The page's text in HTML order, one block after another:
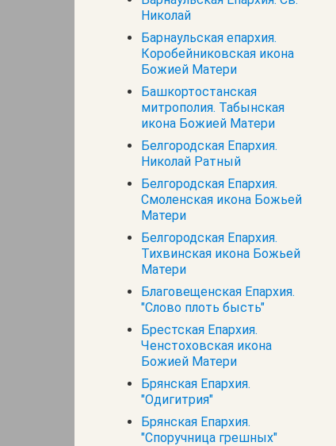
Николай
Барнаульская епархия.
Коробейниковская икона
Божией Матери
Башкортостанская
митрополия. Табынская
икона Божией Матери
Белгородская Епархия.
Николай Ратный
Белгородская Епархия.
Смоленская икона Божьей
Матери
Белгородская Епархия.
Тихвинская икона Божьей
Матери
Благовещенская Епархия.
"Слово плоть бысть"
Брестская Епархия.
Ченстоховская икона
Божией Матери
Брянская Епархия.
"Одигитрия"
Брянская Епархия.
"Споручница грешных"